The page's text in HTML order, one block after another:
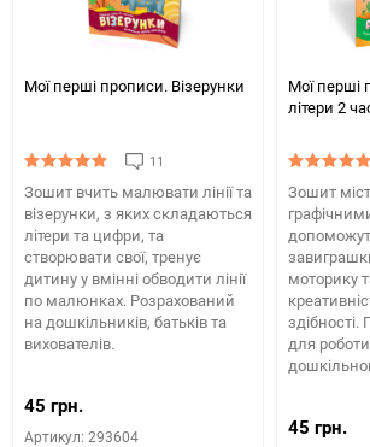
Мої перші прописи. Візерунки
11
Зошит вчить малювати лінії та
візерунки, з яких складаються
літери та цифри, та
створювати свої, тренує
дитину у вмінні обводити лінії
по малюнках. Розрахований
на дошкільників, батьків та
вихователів.
45 грн.
Артикул: 293604
Мої перші
літери 2
Зошит
моторику
для
45 грн.